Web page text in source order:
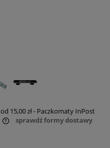
od 15,00 zł- Paczkomaty InPost
sprawdź formy dostawy